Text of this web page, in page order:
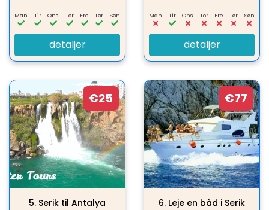
Man Tir Ons Tor Fre Lør Søn
detaljer
Man Tir Ons Tor Fre Lør Søn
detaljer
€25
5. Serik til Antalya
€77
6. Leje en båd i Serik